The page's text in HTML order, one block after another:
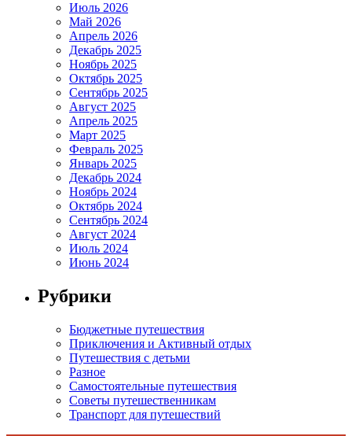
Июль 2026
Май 2026
Апрель 2026
Декабрь 2025
Ноябрь 2025
Октябрь 2025
Сентябрь 2025
Август 2025
Апрель 2025
Март 2025
Февраль 2025
Январь 2025
Декабрь 2024
Ноябрь 2024
Октябрь 2024
Сентябрь 2024
Август 2024
Июль 2024
Июнь 2024
Рубрики
Бюджетные путешествия
Приключения и Активный отдых
Путешествия с детьми
Разное
Самостоятельные путешествия
Советы путешественникам
Транспорт для путешествий